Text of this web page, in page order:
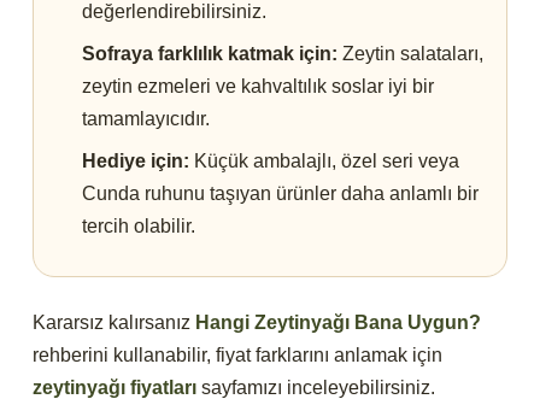
değerlendirebilirsiniz.
Sofraya farklılık katmak için: Zeytin salataları,
zeytin ezmeleri ve kahvaltılık soslar iyi bir
tamamlayıcıdır.
Hediye için: Küçük ambalajlı, özel seri veya
Cunda ruhunu taşıyan ürünler daha anlamlı bir
tercih olabilir.
Kararsız kalırsanız Hangi Zeytinyağı Bana Uygun?
rehberini kullanabilir, fiyat farklarını anlamak için
zeytinyağı fiyatları sayfamızı inceleyebilirsiniz.